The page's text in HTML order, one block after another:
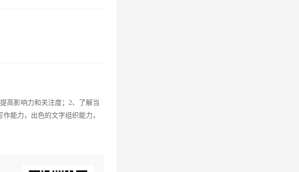
高影响力和关注度；2、了解当
能力，出色的文字组织能力，